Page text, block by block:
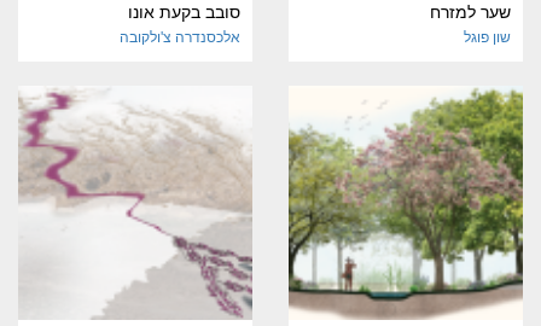
שער למזרח
שון פוגל
סובב בקעת אונו
אלכסנדרה צ'ולקובה